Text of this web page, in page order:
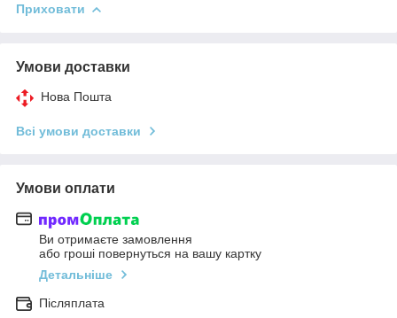
Приховати
Умови доставки
Нова Пошта
Всі умови доставки
Умови оплати
Ви отримаєте замовлення
або гроші повернуться на вашу картку
Детальніше
Післяплата